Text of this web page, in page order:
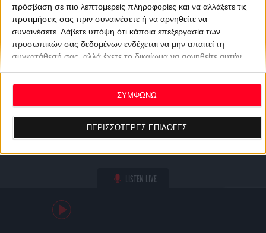
πρόσβαση σε πιο λεπτομερείς πληροφορίες και να αλλάξετε τις
προτιμήσεις σας πριν συναινέσετε ή να αρνηθείτε να
συναινέσετε. Λάβετε υπόψη ότι κάποια επεξεργασία των
προσωπικών σας δεδομένων ενδέχεται να μην απαιτεί τη
συγκατάθεσή σας, αλλά έχετε το δικαίωμα να αρνηθείτε αυτήν
ανακαλέσετε τη συγκατάθεσή σας ανά πάσα στιγμή
επιστρέφοντας σε αυτόν τον ιστότοπο και κάνοντας κλικ στο
κουμπί "Απορρήτου" στο κάτω μέρος της ιστοσελίδας.
ΠΕΡΙΣΣΟΤΕΡΕΣ ΕΠΙΛΟΓΕΣ
ΣΥΜΦΩΝΩ
LISTEN LIVE